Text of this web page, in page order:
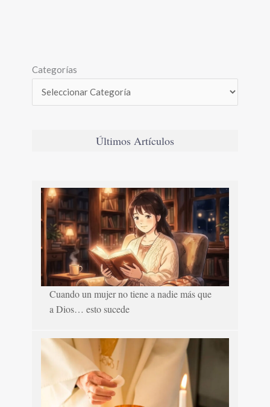
Categorías
Últimos Artículos
Cuando un mujer no tiene a nadie más que
a Dios… esto sucede